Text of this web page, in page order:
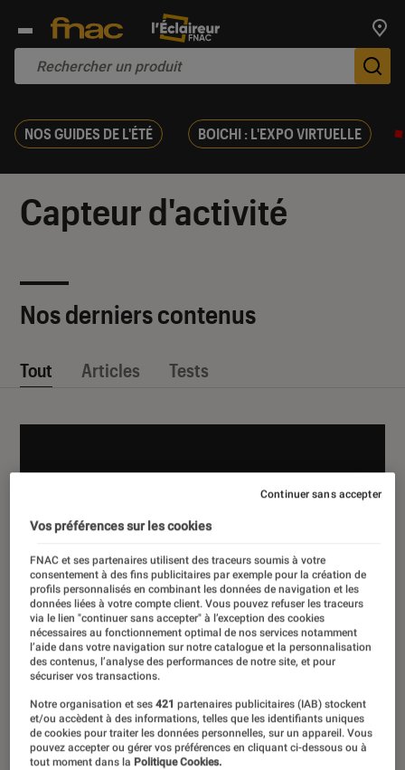
NOS GUIDES DE L'ÉTÉ BOICHI : L'EXPO VIRTUELLE
Capteur d'activité
Nos derniers contenus
Tout Articles Tests
Vos préférences sur les cookies
FNAC et ses partenaires utilisent des traceurs soumis à votre
consentement à des fins publicitaires par exemple pour la création de
profils personnalisés en combinant les données de navigation et les
données liées à votre compte client. Vous pouvez refuser les traceurs
via le lien "continuer sans accepter" à l’exception des cookies
nécessaires au fonctionnement optimal de nos services notamment
l’aide dans votre navigation sur notre catalogue et la personnalisation
des contenus, l’analyse des performances de notre site, et pour
sécuriser vos transactions.
Notre organisation et ses421 partenaires publicitaires (IAB) stockent
et/ou accèdent à des informations, telles que les identifiants uniques
de cookies pour traiter les données personnelles, sur un appareil. Vous
pouvez accepter ou gérer vos préférences en cliquant ci-dessous ou à
tout moment dans la Politique Cookies.
Continuer sans accepter